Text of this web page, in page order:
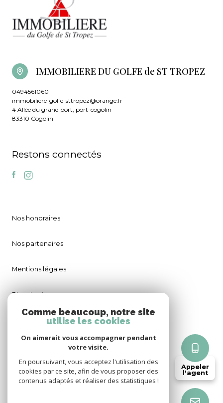
Appeler
l'agent
IMMOBILIERE DU GOLFE de ST TROPEZ
0494561060
immobiliere-golfe-sttropez@orange.fr
4 Allée du grand port, port-cogolin
83310 Cogolin
Restons connectés
Nos honoraires
Nos partenaires
Mentions légales
Plan du site
Cookies
Comme beaucoup, notre site
utilise les cookies
On aimerait vous accompagner pendant
votre visite.
En poursuivant, vous acceptez l'utilisation des
cookies par ce site, afin de vous proposer des
contenus adaptés et réaliser des statistiques !